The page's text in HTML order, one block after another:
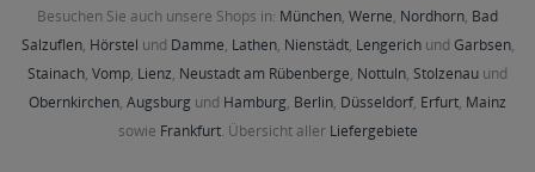
Besuchen Sie auch unsere Shops in: München, Werne, Nordhorn, Bad
Salzuflen, Hörstel und Damme, Lathen, Nienstädt, Lengerichund Garbsen,
Stainach, Vomp, Lienz, Neustadt am Rübenberge, Nottuln, Stolzenau und
Obernkirchen, Augsburg und Hamburg, Berlin, Düsseldorf, Erfurt, Mainz
sowie Frankfurt. Übersicht aller Liefergebiete